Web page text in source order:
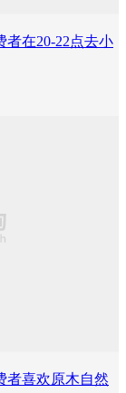
者在20-22点去小
者喜欢原木自然